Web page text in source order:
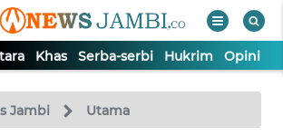
Khas Serba-serbi Hukrim Opini
Jambi Utama